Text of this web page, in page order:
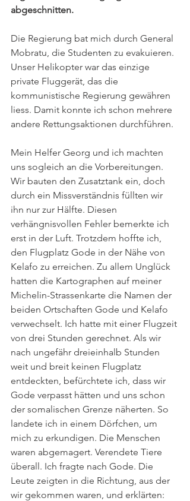
abgeschnitten.
Die Regierung bat mich durch General
Mobratu, die Studenten zu evakuieren.
Unser Helikopter war das einzige
private Fluggerät, das die
kommunistische Regierung gewähren
liess. Damit konnte ich schon mehrere
andere Rettungsaktionen durchführen.
Mein Helfer Georg und ich machten
uns sogleich an die Vorbereitungen.
Wir bauten den Zusatztank ein, doch
durch ein Missverständnis füllten wir
ihn nur zur Hälfte. Diesen
verhängnisvollen Fehler bemerkte ich
erst in der Luft. Trotzdem hoffte ich,
den Flugplatz Gode in der Nähe von
Kelafo zu erreichen. Zu allem Unglück
hatten die Kartographen auf meiner
Michelin-Strassenkarte die Namen der
beiden Ortschaften Gode und Kelafo
verwechselt. Ich hatte mit einer Flugzeit
von drei Stunden gerechnet. Als wir
nach ungefähr dreieinhalb Stunden
weit und breit keinen Flugplatz
entdeckten, befürchtete ich, dass wir
Gode verpasst hätten und uns schon
der somalischen Grenze näherten. So
landete ich in einem Dörfchen, um
mich zu erkundigen. Die Menschen
waren abgemagert. Verendete Tiere
überall. Ich fragte nach Gode. Die
Leute zeigten in die Richtung, aus der
wir gekommen waren, und erklärten: